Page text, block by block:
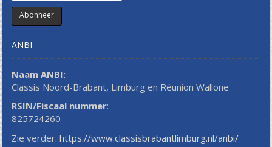
ANBI
Naam ANBI:
Classis Noord-Brabant, Limburg en Réunion Wallone
RSIN/Fiscaal nummer:
825724260
Zie verder:https://www.classisbrabantlimburg.nl/anbi/